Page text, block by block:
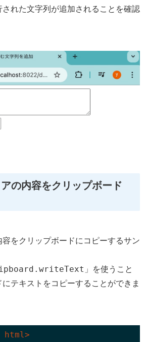
れた文字列が追加されることを確認
の内容をクリップボード
をクリップボードにコピーするサン
」を使うこと
テキストをコピーすることができま
html>